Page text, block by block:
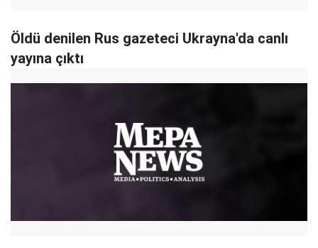
Öldü denilen Rus gazeteci Ukrayna'da canlı
yayına çıktı